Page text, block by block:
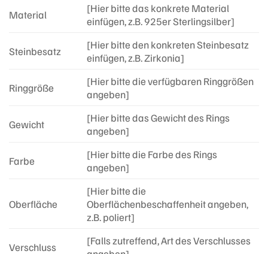
Material
[Hier bitte das konkrete Material
einfügen, z.B. 925er Sterlingsilber]
Steinbesatz
[Hier bitte den konkreten Steinbesatz
einfügen, z.B. Zirkonia]
Ringgröße
[Hier bitte die verfügbaren Ringgrößen
angeben]
Gewicht
[Hier bitte das Gewicht des Rings
angeben]
Farbe
[Hier bitte die Farbe des Rings
angeben]
Oberfläche
[Hier bitte die
Oberflächenbeschaffenheit angeben,
z.B. poliert]
Verschluss
[Falls zutreffend, Art des Verschlusses